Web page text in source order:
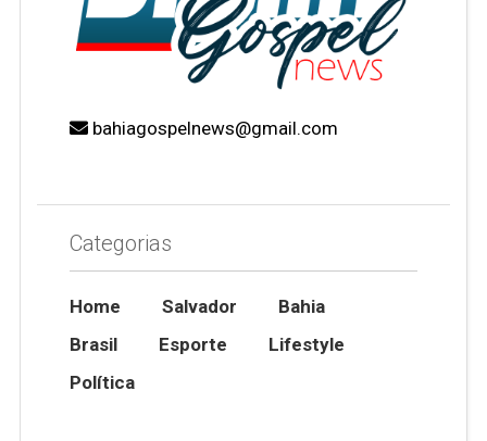
bahiagospelnews@gmail.com
Categorias
Home Salvador
Bahia
Brasil
Esporte
Lifestyle
Política